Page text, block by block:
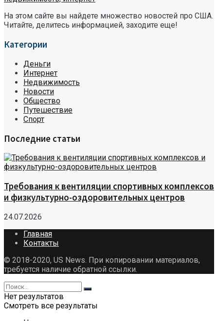
На этом сайте вы найдете множество новостей про США.
Читайте, делитесь информацией, заходите еще!
Категории
Деньги
Интернет
Недвижимость
Новости
Общество
Путешествие
Спорт
Последние статьи
Требования к вентиляции спортивных комплексов
и физкультурно-оздоровительных центров
24.07.2026
Главная
Контакты
© 2018-2020, US News. При копировании материалов,
требуется наличие обратной ссылки.
Нет результатов
Смотреть все результаты